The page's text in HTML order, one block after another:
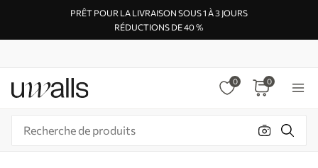
PRÊT POUR LA LIVRAISON SOUS 1 À 3 JOURS
RÉDUCTIONS DE 40 %
0 0